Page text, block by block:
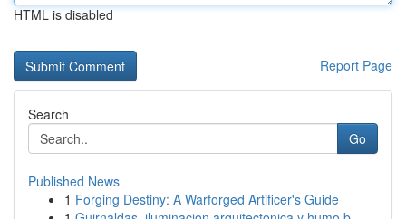
HTML is disabled
Report Page
Search
Go
Published News
1 Forging Destiny: A Warforged Artificer's Guide